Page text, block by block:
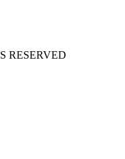
RESERVED